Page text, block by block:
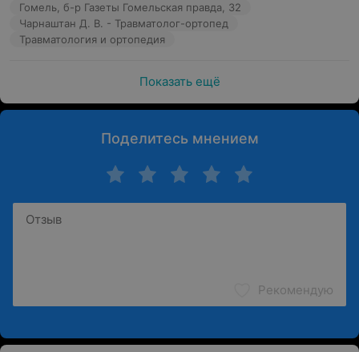
Гомель, б-р Газеты Гомельская правда, 32
Чарнаштан Д. В. - Травматолог-ортопед
Травматология и ортопедия
Показать ещё
Поделитесь мнением
Рекомендую